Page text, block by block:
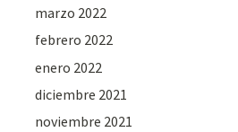
marzo 2022
febrero 2022
enero 2022
diciembre 2021
noviembre 2021